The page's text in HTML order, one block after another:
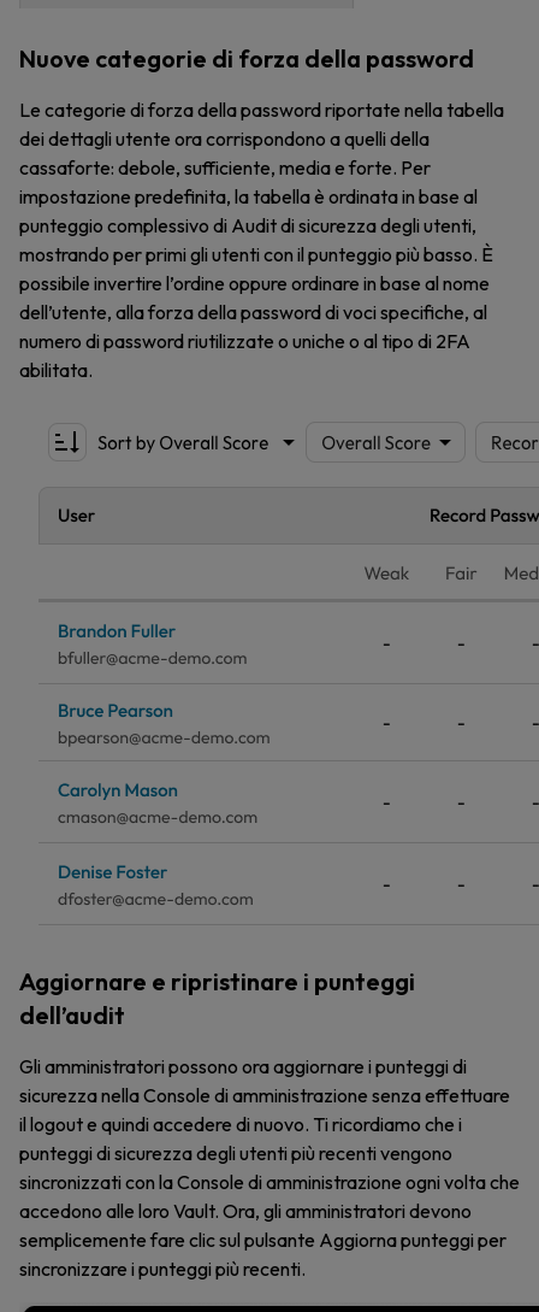
Nuove categorie di forza della password
Le categorie di forza della password riportate nella tabella
dei dettagli utente ora corrispondono a quelli della
cassaforte: debole, sufficiente, media e forte. Per
impostazione predefinita, la tabella è ordinata in base al
punteggio complessivo di Audit di sicurezza degli utenti,
mostrando per primi gli utenti con il punteggio più basso. È
possibile invertire l’ordine oppure ordinare in base al nome
dell’utente, alla forza della password di voci specifiche, al
numero di password riutilizzate o uniche o al tipo di 2FA
abilitata.
Aggiornare e ripristinare i punteggi
dell’audit
Gli amministratori possono ora aggiornare i punteggi di
sicurezza nella Console di amministrazione senza effettuare
il logout e quindi accedere di nuovo. Ti ricordiamo che i
punteggi di sicurezza degli utenti più recenti vengono
sincronizzati con la Console di amministrazione ogni volta che
accedono alle loro Vault. Ora, gli amministratori devono
semplicemente fare clic sul pulsante Aggiorna punteggi per
sincronizzare i punteggi più recenti.